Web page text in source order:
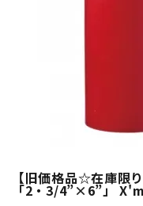
【旧価格品☆在庫限
「2・3/4”×6”」